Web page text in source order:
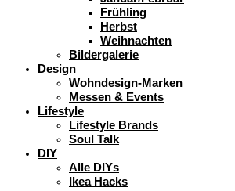
Frühling
Herbst
Weihnachten
Bildergalerie
Design
Wohndesign-Marken
Messen & Events
Lifestyle
Lifestyle Brands
Soul Talk
DIY
Alle DIYs
Ikea Hacks